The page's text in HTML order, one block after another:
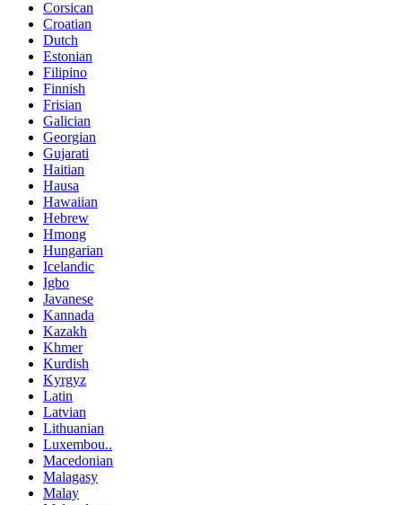
Corsican
Croatian
Dutch
Estonian
Filipino
Finnish
Frisian
Galician
Georgian
Gujarati
Haitian
Hausa
Hawaiian
Hebrew
Hmong
Hungarian
Icelandic
Igbo
Javanese
Kannada
Kazakh
Khmer
Kurdish
Kyrgyz
Latin
Latvian
Lithuanian
Luxembou..
Macedonian
Malagasy
Malay